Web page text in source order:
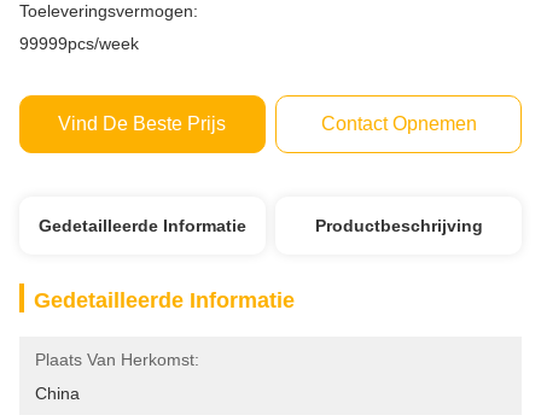
Toeleveringsvermogen:
99999pcs/week
Vind De Beste Prijs Contact Opnemen
Gedetailleerde Informatie Productbeschrijving
Gedetailleerde Informatie
Plaats Van Herkomst:
China